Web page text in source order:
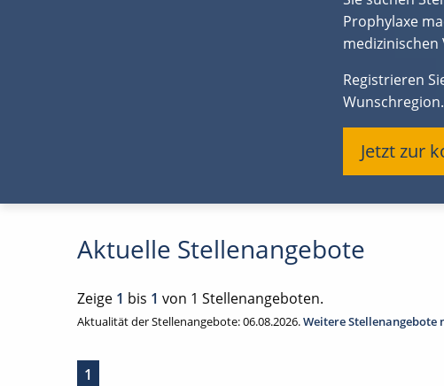
Prophylaxe
medizinischen
Registrieren
Wunschregion.
Jetzt zur
Aktuelle Stellenangebote
Zeige 1 bis 1 von 1 Stellenangeboten.
Aktualität der Stellenangebote: 06.08.2026.Weitere Stellenangebote
1